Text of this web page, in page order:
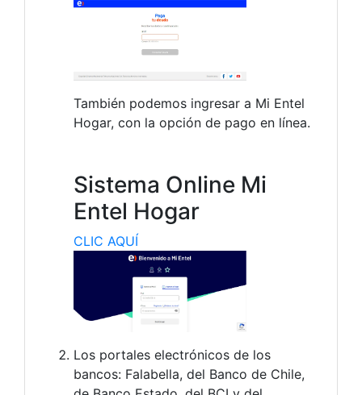
También podemos ingresar a Mi Entel
Hogar, con la opción de pago en línea.
Sistema Online Mi
Entel Hogar
CLIC AQUÍ
Los portales electrónicos de los
bancos: Falabella, del Banco de Chile,